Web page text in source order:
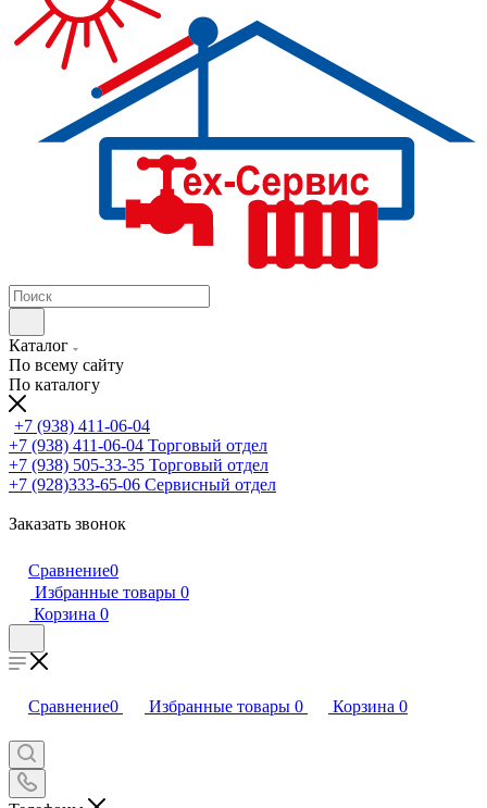
Каталог
По всему сайту
По каталогу
+7 (938) 411-06-04
+7 (938) 411-06-04 Торговый отдел
+7 (938) 505-33-35 Торговый отдел
+7 (928)333-65-06 Сервисный отдел
Заказать звонок
Сравнение0
Избранные товары 0
Корзина 0
Сравнение0 Избранные товары 0 Корзина 0